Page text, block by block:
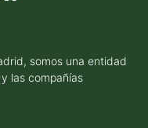
somos una entidad
las compañías